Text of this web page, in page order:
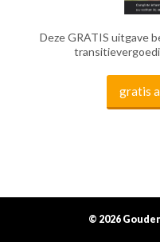
Deze GRATIS uitgave
gratis
© 2026